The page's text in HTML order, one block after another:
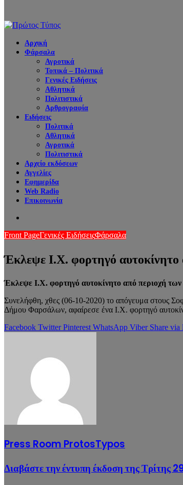
Αρχική
Φάρσαλα
Αγροτικά
Τοπικά – Πολιτικά
Γενικές Ειδήσεις
Αθλητικά
Πολιτιστικά
Αρθρογραφία
Ειδήσεις
Πολιτικά
Αθλητικά
Αγροτικά
Πολιτιστικά
Αρχείο εκδόσεων
Αγγελίες
Εφημερίδα
Web Radio
Επικοινωνία
Front PageΓενικές ΕιδήσειςΦάρσαλα
Έκλεψε Ι.Χ. φορτηγό
Έκλεψε Ι.Χ. φορτηγό αυτοκίνητο από περιοχή
Συνελήφθη, χθες (06-10-2020) το απόγευμα στους
Δήμου Φαρσάλων, αφαίρεσε ένα Ι.Χ. φορτηγό
Facebook Twitter Pinterest WhatsApp Viber Share via
Press Room ProtosTypos
Διαβάστε την έντυπη έκδοση της Τρίτης